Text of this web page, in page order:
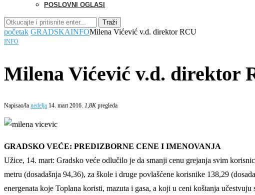
POSLOVNI OGLASI
Traži
početak GRADSKAINFOMilena Vićević v.d. direktor RCU
INFO
Milena Vićević v.d. direktor
Napisao/la nedelja 14. mart 2016. 1,8Kpregleda
GRADSKO VEĆE: PREDIZBORNE CENE I IMENOVANJA
Užice, 14. mart: Gradsko veće odlučilo je da smanji cenu grejanja svim
metru (dosadašnja 94,36), za škole i druge povlašćene korisnike 138,29
energenata koje Toplana koristi, mazuta i gasa, a koji u ceni koštanja